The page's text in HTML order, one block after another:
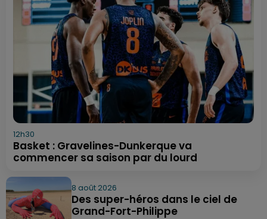
12h30
Basket : Gravelines-Dunkerque va
commencer sa saison par du lourd
8 août 2026
Des super-héros dans le ciel de
Grand-Fort-Philippe